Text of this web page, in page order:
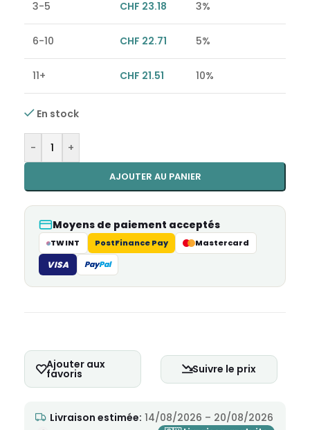
3-5 CHF 23.18 3%
6-10 CHF 22.71 5%
11+ CHF 21.51 10%
En stock
- +
AJOUTER AU PANIER
Alternative:
Moyens de paiement acceptés
TWINT PostFinance Pay Mastercard
VISA PayPal
Ajouter aux
favoris Suivre le prix
Livraison estimée: 14/08/2026 – 20/08/2026